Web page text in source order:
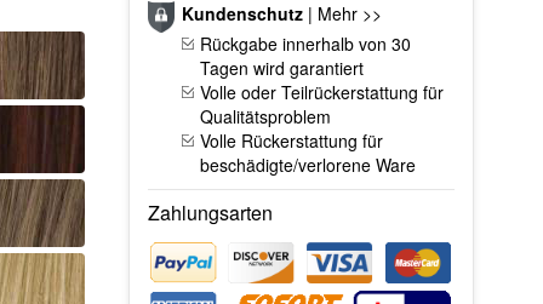
Kundenschutz| Mehr >>
Rückgabe innerhalb von 30
Tagen wird garantiert
Volle oder Teilrückerstattung für
Qualitätsproblem
Volle Rückerstattung für
beschädigte/verlorene Ware
Zahlungsarten